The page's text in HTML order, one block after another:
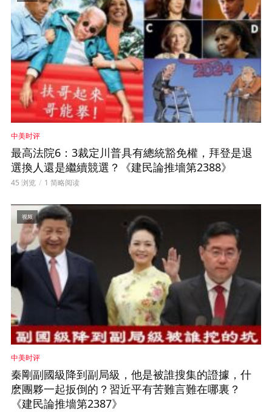
中美时评
最高法院6：3裁定川普具有總統豁免權，拜登是退
選換人還是繼續競選？《建民論推墻第2388》
45 浏览 1 简略阅读
视频
中美时评
秦剛副國級降到副局級，他是被誰搜集的證據，什
麽團夥一起扳倒的？習近平有苦難言難在哪裏？
《建民論推墻第2387》